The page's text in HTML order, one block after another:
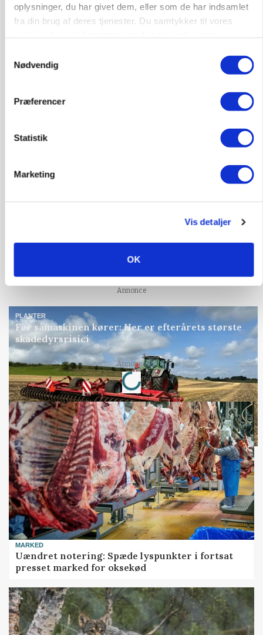
oplysninger, du har givet dem, eller som de har indsamlet
fra din brug af deres tjenester. Du samtykker til vores
Nødvendig
Præferencer
Statistik
Marketing
Vis detaljer
OK
gødskningslov
Snart kan man søge tilskud til naturprojekter
Annonce
PLANTER
Før såmaskinen kører: Her er efterårets største
skadedyrsrisici
Annonce
Loading...
MARKED
Uændret notering: Spæde lyspunkter i fortsat
presset marked for oksekød